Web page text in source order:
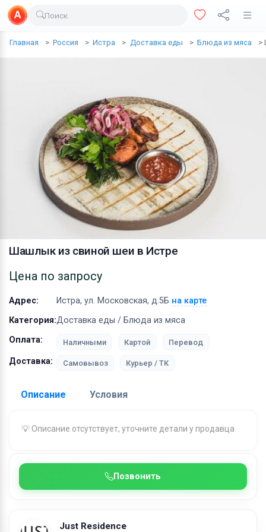
Поиск
Главная Россия Истра Доставка еды Блюда из мяса
Шашлык из свиной шеи в Истре
Позвонить
Just Residence
Цена по запросу
Адрес: Истра, ул. Московская, д.5Б на карте
Категория:Доставка еды / Блюда из мяса
Оплата:
Наличными Картой Перевод
Доставка: Самовывоз Курьер / ТК
Описание Условия
💡 Описание отсутствует, уточните детали у продавца
Доставка:
Условия и гарантии:
Доставка еды
Личные вещи
Одежда и обувь
Электроника
Все для дома
Хобби и отдых